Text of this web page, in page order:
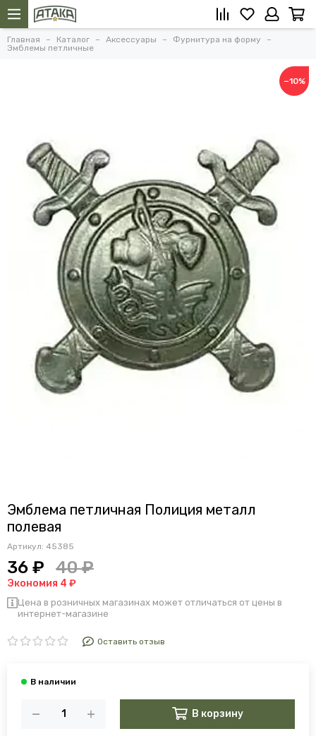
Главная Каталог Аксессуары
Фурнитура на форму
Эмблемы петличные
−10%
Эмблема петличная Полиция металл
полевая
Артикул: 45385
36 ₽ 40 ₽
Экономия 4 ₽
Цена в розничных магазинах может отличаться от цены в
интернет-магазине
Оставить отзыв
В корзину